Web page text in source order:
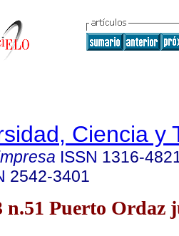
Ciencia y
ISSN 1316-
2542-3401
n.51 Puerto Ordaz